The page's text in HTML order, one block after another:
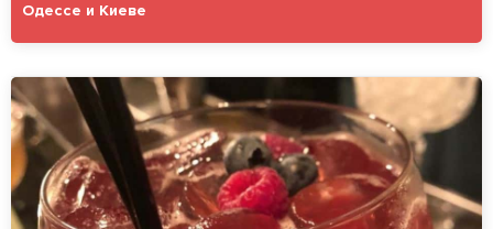
Одессе и Киеве